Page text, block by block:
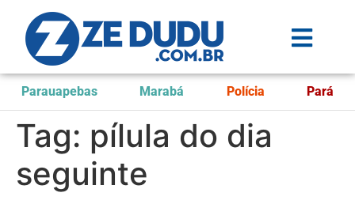
Parauapebas Marabá Polícia Pará
Tag: pílula do dia
seguinte